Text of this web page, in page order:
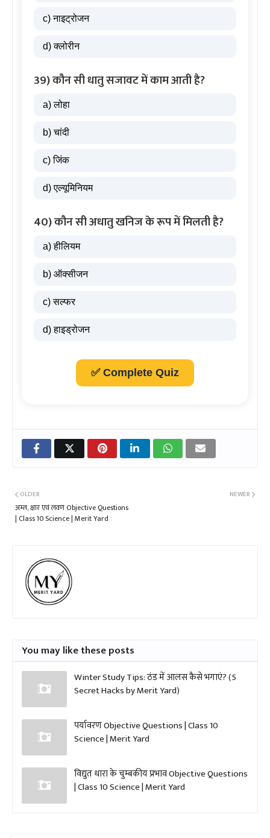
c) नाइट्रोजन
d) क्लोरीन
39) कौन सी धातु सजावट में काम आती है?
a) लोहा
b) चांदी
c) जिंक
d) एल्यूमिनियम
40) कौन सी अधातु खनिज के रूप में मिलती है?
a) हीलियम
b) ऑक्सीजन
c) सल्फर
d) हाइड्रोजन
✅ Complete Quiz
NEWER
OLDER
अम्ल, क्षार एवं लवण Objective Questions
| Class 10 Science | Merit Yard
You may like these posts
Winter Study Tips: ठंड में आलस कैसे भगाएं? (5
Secret Hacks by Merit Yard)
पर्यावरण Objective Questions | Class 10
Science | Merit Yard
विद्युत धारा के चुम्बकीय प्रभाव Objective Questions
| Class 10 Science | Merit Yard